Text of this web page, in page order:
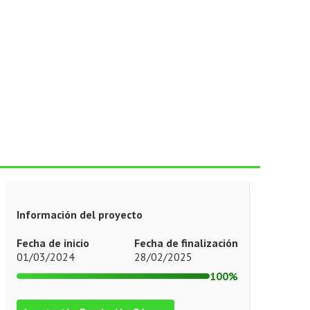
Información del proyecto
Fecha de inicio
01/03/2024
Fecha de finalización
28/02/2025
100%